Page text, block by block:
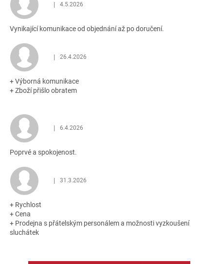
4,9
Hodnocení obchodu je 5 z 5 hvězdiček.
| 4.5.2026
Vynikající komunikace od objednání až po doručení.
Hodnocení obchodu je 5 z 5 hvězdiček.
| 26.4.2026
+ Výborná komunikace
+ Zboží přišlo obratem
Hodnocení obchodu je 5 z 5 hvězdiček.
| 6.4.2026
Poprvé a spokojenost.
Hodnocení obchodu je 5 z 5 hvězdiček.
| 31.3.2026
+ Rychlost
+ Cena
+ Prodejna s přátelským personálem a možnosti vyzkoušení
sluchátek